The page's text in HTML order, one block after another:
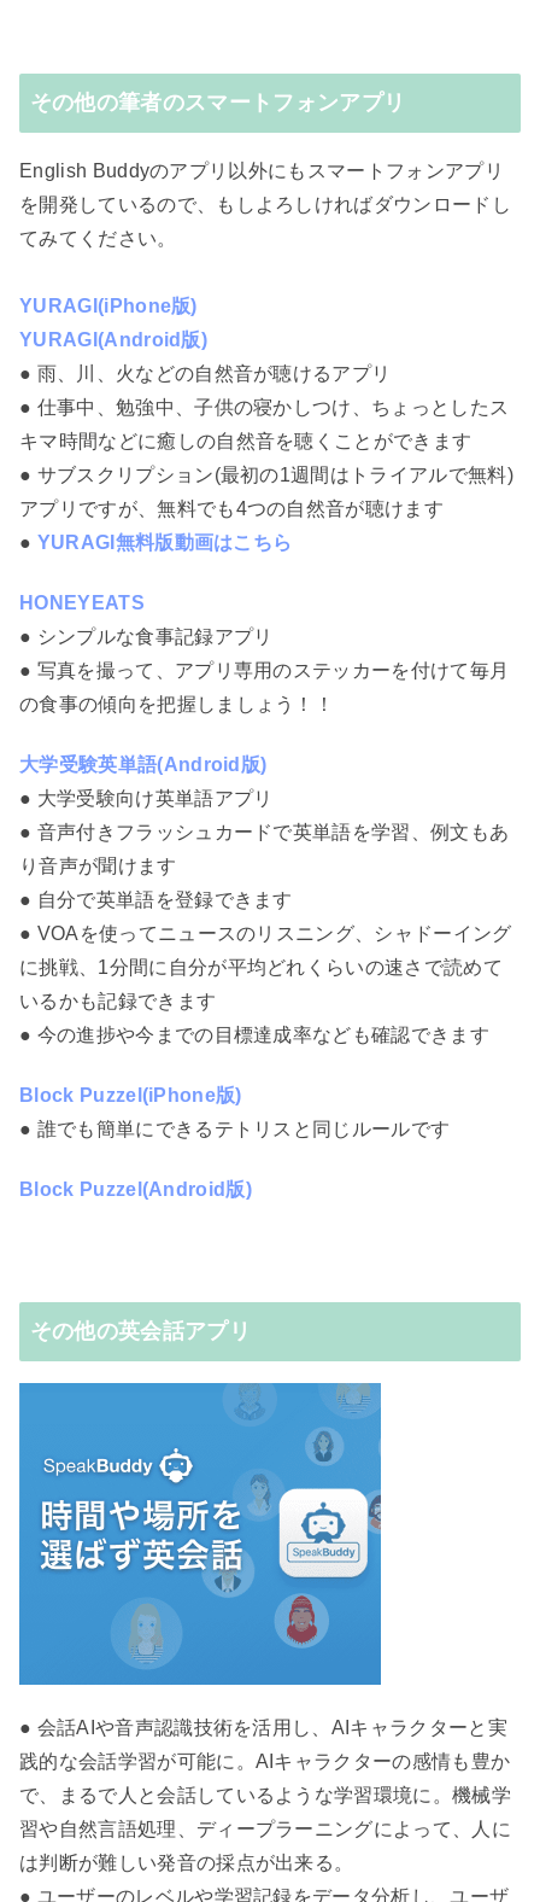
その他の筆者のスマートフォンアプリ
English Buddyのアプリ以外にもスマートフォンアプリ
を開発しているので、もしよろしければダウンロードし
てみてください。
YURAGI(iPhone版)
YURAGI(Android版)
● 雨、川、火などの自然音が聴けるアプリ
● 仕事中、勉強中、子供の寝かしつけ、ちょっとしたス
キマ時間などに癒しの自然音を聴くことができます
● サブスクリプション(最初の1週間はトライアルで無料)
アプリですが、無料でも4つの自然音が聴けます
● YURAGI無料版動画はこちら
HONEYEATS
● シンプルな食事記録アプリ
● 写真を撮って、アプリ専用のステッカーを付けて毎月
の食事の傾向を把握しましょう！！
大学受験英単語(Android版)
● 大学受験向け英単語アプリ
● 音声付きフラッシュカードで英単語を学習、例文もあ
り音声が聞けます
● 自分で英単語を登録できます
● VOAを使ってニュースのリスニング、シャドーイング
に挑戦、1分間に自分が平均どれくらいの速さで読めて
いるかも記録できます
● 今の進捗や今までの目標達成率なども確認できます
Block Puzzel(iPhone版)
● 誰でも簡単にできるテトリスと同じルールです
Block Puzzel(Android版)
その他の英会話アプリ
● 会話AIや音声認識技術を活用し、AIキャラクターと実
践的な会話学習が可能に。AIキャラクターの感情も豊か
で、まるで人と会話しているような学習環境に。機械学
習や自然言語処理、ディープラーニングによって、人に
は判断が難しい発音の採点が出来る。
● ユーザーのレベルや学習記録をデータ分析し、ユーザ